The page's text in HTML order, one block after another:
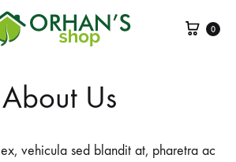
Sepet
0
About Us
vehicula sed blandit at, pharetra ac